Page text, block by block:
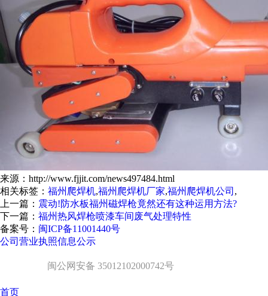
来源：http://www.fjjit.com/news497484.html
相关标签： 福州爬焊机,福州爬焊机厂家,福州爬焊机公司 ,
上一篇： 震动!防水板福州磁焊枪竟然还有这种运用方法?
下一篇： 福州热风焊枪喷漆车间废气处理特性
备案号： 闽ICP备11001440号
公司营业执照信息公示
闽公网安备 35012102000742号
首页